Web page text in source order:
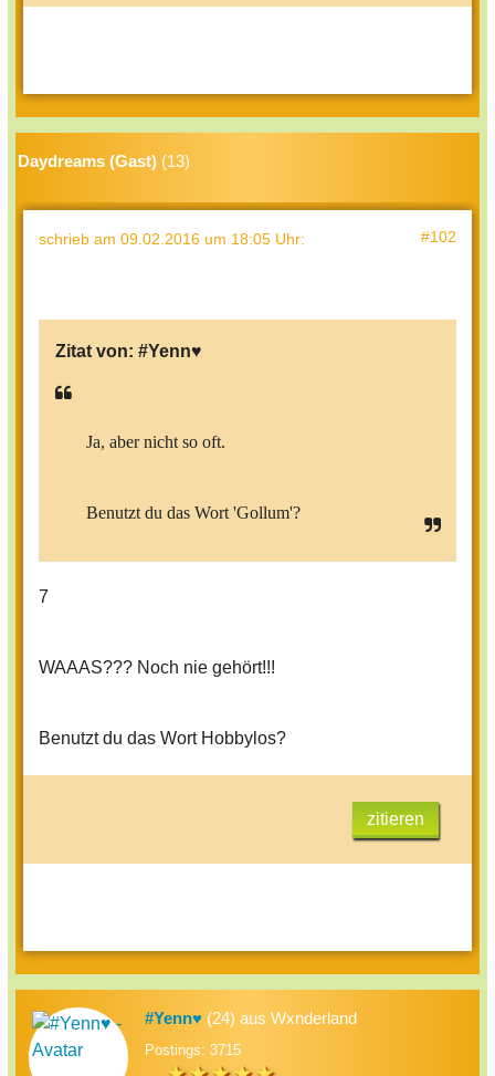
Daydreams (Gast) (13)
schrieb am 09.02.2016 um 18:05 Uhr: #102
Zitat von: #Yenn♥
Ja, aber nicht so oft.
Benutzt du das Wort 'Gollum'?
7
WAAAS??? Noch nie gehört!!!
Benutzt du das Wort Hobbylos?
zitieren
#Yenn♥ (24) aus Wxnderland
Postings: 3715